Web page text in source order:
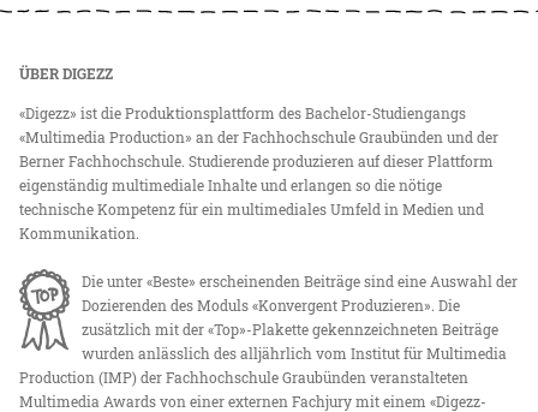
ÜBER DIGEZZ
«Digezz» ist die Produktionsplattform des Bachelor-Studiengangs
«Multimedia Production» an der Fachhochschule Graubünden und der
Berner Fachhochschule. Studierende produzieren auf dieser Plattform
eigenständig multimediale Inhalte und erlangen so die nötige
technische Kompetenz für ein multimediales Umfeld in Medien und
Kommunikation.
Die unter «Beste» erscheinenden Beiträge sind eine Auswahl der
Dozierenden des Moduls «Konvergent Produzieren». Die
zusätzlich mit der «Top»-Plakette gekennzeichneten Beiträge
wurden anlässlich des alljährlich vom Institut für Multimedia
Production (IMP) der Fachhochschule Graubünden veranstalteten
Multimedia Awards von einer externen Fachjury mit einem «Digezz-